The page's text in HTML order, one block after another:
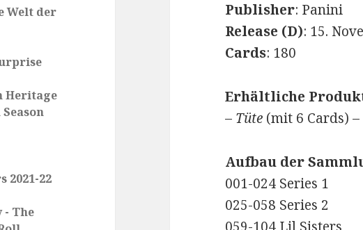
Welt der
Heritage
2021-22
- The
Publisher: Panini
Release (D): 15.
Cards: 180
Erhältliche
– Tüte (mit 6 Cards)
Aufbau der
001-024 Series 1
025-058 Series 2